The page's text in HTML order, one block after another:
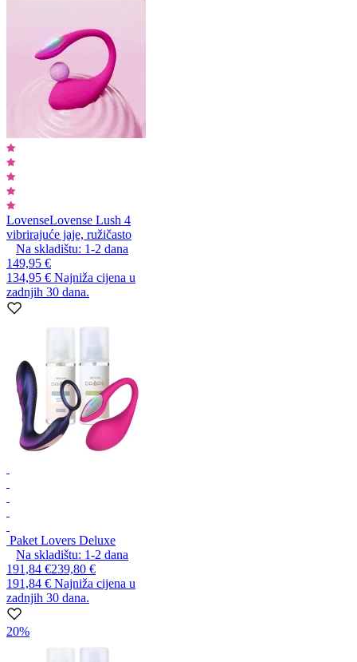
LovenseLovense Lush 4
vibrirajuće jaje, ružičasto
Na skladištu: 1-2 dana
149,95 €
134,95 € Najniža cijena u
zadnjih 30 dana.
Paket Lovers Deluxe
Na skladištu: 1-2 dana
191,84 €239,80 €
191,84 € Najniža cijena u
zadnjih 30 dana.
20%